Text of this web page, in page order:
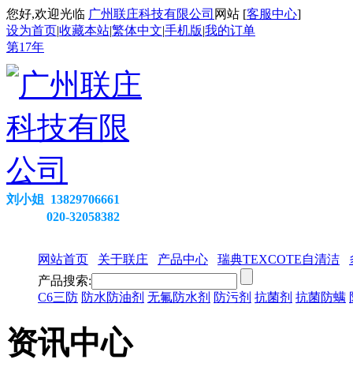
您好,欢迎光临 广州联庄科技有限公司 网站 [客服中心]
设为首页|收藏本站|繁体中文|手机版|我的订单
第17年
刘小姐 13829706661
020-32058382
网站首页 关于联庄 产品中心 瑞典TEXCOTE自清洁
产品搜索:
C6三防 防水防油剂 无氟防水剂 防污剂 抗菌剂 抗菌防螨
资讯中心